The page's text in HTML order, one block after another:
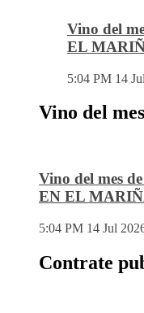
Vino del
EL
5:04 PM 14
Vino del mes
Vino del mes
EN EL
5:04 PM 14 Jul
Contrate